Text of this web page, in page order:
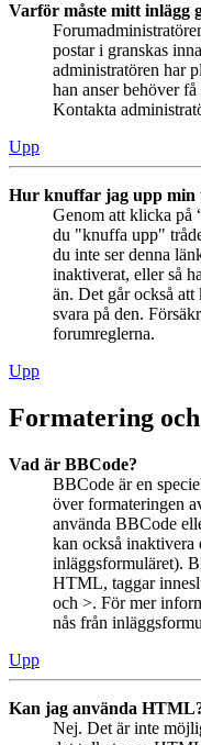
Varför måste mitt inlägg
postar i granskas
administratören har
han anser behöver
Kontakta
Upp
Hur knuffar jag upp min
Genom att klicka på
du "knuffa upp"
du inte ser denna
inaktiverat, eller så
än. Det går också
svara på den.
forumreglerna.
Upp
Formatering
Vad är BBCode?
BBCode är en
över formateringen
använda BBCode
kan också
inläggsformuläret).
HTML, taggar
och >. För mer
nås från
Upp
Kan jag använda
Nej. Det är inte